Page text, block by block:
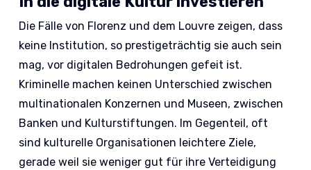
Die Fälle von Florenz und dem Louvre zeigen, dass
keine Institution, so prestigeträchtig sie auch sein
mag, vor digitalen Bedrohungen gefeit ist.
Kriminelle machen keinen Unterschied zwischen
multinationalen Konzernen und Museen, zwischen
Banken und Kulturstiftungen. Im Gegenteil, oft
sind kulturelle Organisationen leichtere Ziele,
gerade weil sie weniger gut für ihre Verteidigung